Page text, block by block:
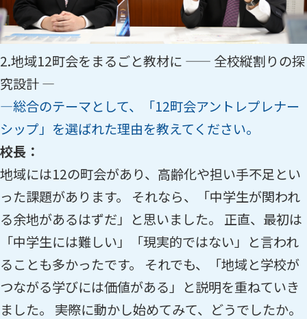
2.地域12町会をまるごと教材に —— 全校縦割りの探
究設計 ―
―総合のテーマとして、「12町会アントレプレナー
シップ」を選ばれた理由を教えてください。
校長：
地域には12の町会があり、高齢化や担い手不足とい
った課題があります。 それなら、「中学生が関われ
る余地があるはずだ」と思いました。 正直、最初は
「中学生には難しい」「現実的ではない」と言われ
ることも多かったです。 それでも、「地域と学校が
つながる学びには価値がある」と説明を重ねていき
ました。 ――実際に動かし始めてみて、どうでしたか。